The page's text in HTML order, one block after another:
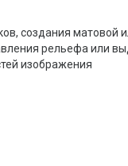
создания матовой
рельефа или
изображения